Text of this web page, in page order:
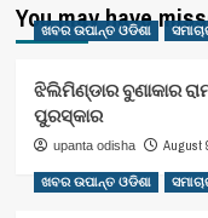
You may have
ଖବର ଉପାନ୍ତ ଓଡିଶା
ଝିଲିମିଣ୍ଡାର ବୁଣାକାର
ପୁରସ୍କାର
upanta odisha August
ଖବର ଉପାନ୍ତ ଓଡିଶା